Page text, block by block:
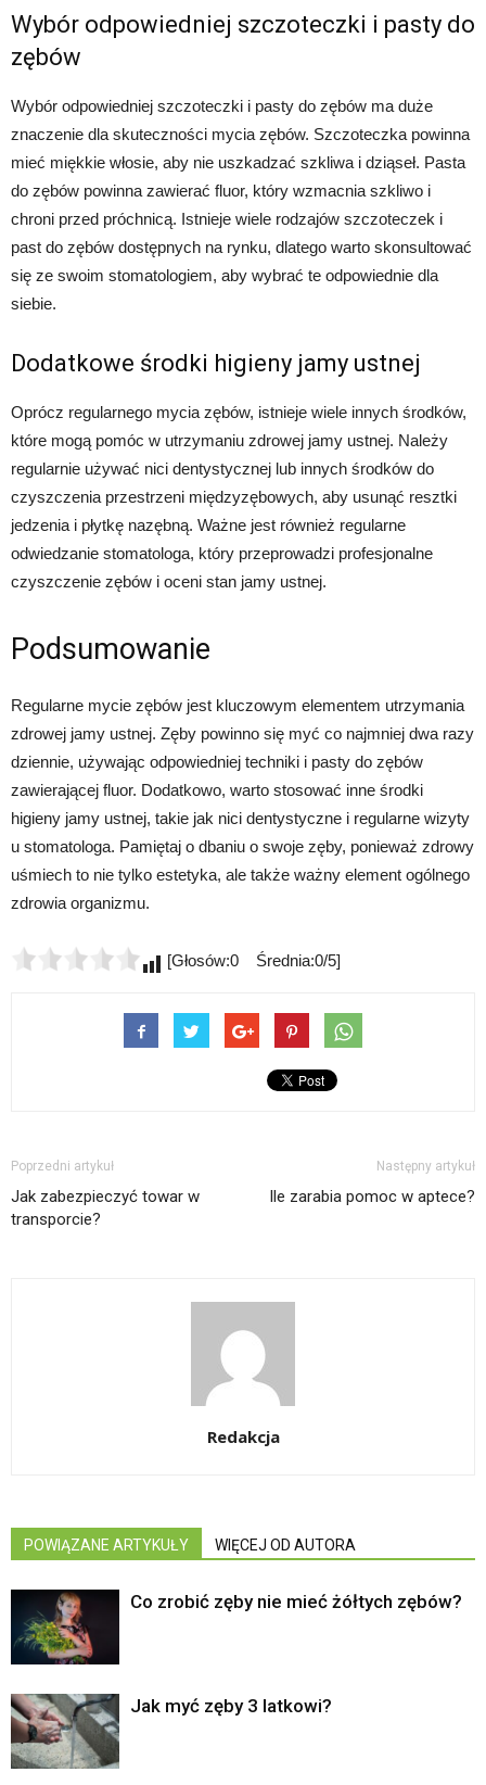
Wybór odpowiedniej szczoteczki i pasty do
zębów
Wybór odpowiedniej szczoteczki i pasty do zębów ma duże
znaczenie dla skuteczności mycia zębów. Szczoteczka powinna
mieć miękkie włosie, aby nie uszkadzać szkliwa i dziąseł. Pasta
do zębów powinna zawierać fluor, który wzmacnia szkliwo i
chroni przed próchnicą. Istnieje wiele rodzajów szczoteczek i
past do zębów dostępnych na rynku, dlatego warto skonsultować
się ze swoim stomatologiem, aby wybrać te odpowiednie dla
siebie.
Dodatkowe środki higieny jamy ustnej
Oprócz regularnego mycia zębów, istnieje wiele innych środków,
które mogą pomóc w utrzymaniu zdrowej jamy ustnej. Należy
regularnie używać nici dentystycznej lub innych środków do
czyszczenia przestrzeni międzyzębowych, aby usunąć resztki
jedzenia i płytkę nazębną. Ważne jest również regularne
odwiedzanie stomatologa, który przeprowadzi profesjonalne
czyszczenie zębów i oceni stan jamy ustnej.
Podsumowanie
Regularne mycie zębów jest kluczowym elementem utrzymania
zdrowej jamy ustnej. Zęby powinno się myć co najmniej dwa razy
dziennie, używając odpowiedniej techniki i pasty do zębów
zawierającej fluor. Dodatkowo, warto stosować inne środki
higieny jamy ustnej, takie jak nici dentystyczne i regularne wizyty
u stomatologa. Pamiętaj o dbaniu o swoje zęby, ponieważ zdrowy
uśmiech to nie tylko estetyka, ale także ważny element ogólnego
zdrowia organizmu.
[Głosów:0 Średnia:0/5]
Poprzedni artykuł
Jak zabezpieczyć towar w
transporcie?
Następny artykuł
Ile zarabia pomoc w aptece?
Redakcja
POWIĄZANE ARTYKUŁY WIĘCEJ OD AUTORA
Co zrobić zęby nie mieć żółtych zębów?
Jak myć zęby 3 latkowi?